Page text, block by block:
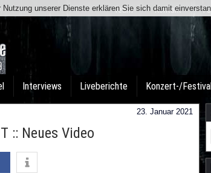
Team Kontakt
Interviews Liveberichte Konzert-/
23. Januar 2021
:: Neues Video
unserer Dienste erklären Sie sich damit